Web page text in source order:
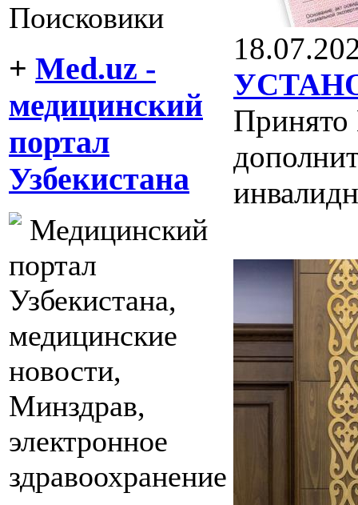
Поисковики
+ Med.uz -
медицинский
портал
Узбекистана
Медицинский
портал
Узбекистана,
медицинские
новости,
Минздрав,
электронное
здравоохранение
Принято